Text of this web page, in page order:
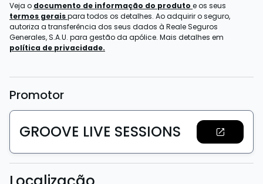
Veja o documento de informação do produto e os seus
termos geraispara todos os detalhes. Ao adquirir o seguro,
autoriza a transferência dos seus dados à Reale Seguros
Generales, S.A.U. para gestão da apólice. Mais detalhes em
política de privacidade.
Promotor
GROOVE LIVE SESSIONS